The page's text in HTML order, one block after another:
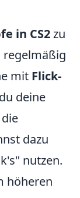
in CS2zu
regelmäßig
mit Flick-
deine
dazu
nutzen.
höheren